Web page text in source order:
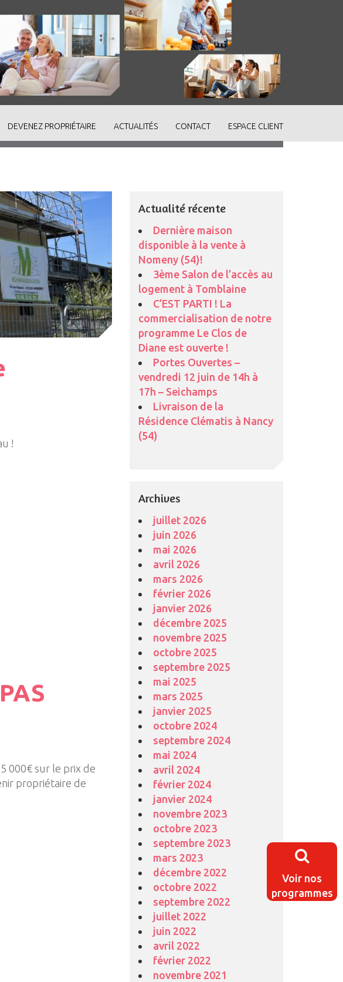
Voir nos
programmes
DEVENEZ PROPRIÉTAIRE ACTUALITÉS CONTACT ESPACE CLIENT
!
000€ sur le prix de
propriétaire de
Actualité récente
Dernière maison
disponible à la vente à
Nomeny (54)!
3ème Salon de l’accès au
logement à Tomblaine
C’EST PARTI ! La
commercialisation de notre
programme Le Clos de
Diane est ouverte !
Portes Ouvertes –
vendredi 12 juin de 14h à
17h – Seichamps
Livraison de la
Résidence Clématis à Nancy
(54)
Archives
juillet 2026
juin 2026
mai 2026
avril 2026
mars 2026
février 2026
janvier 2026
décembre 2025
novembre 2025
octobre 2025
septembre 2025
mai 2025
mars 2025
janvier 2025
octobre 2024
septembre 2024
mai 2024
avril 2024
février 2024
janvier 2024
novembre 2023
octobre 2023
septembre 2023
mars 2023
décembre 2022
octobre 2022
septembre 2022
juillet 2022
juin 2022
avril 2022
février 2022
novembre 2021